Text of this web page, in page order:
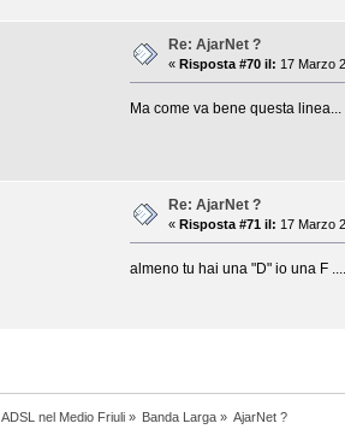
Re: AjarNet ?
« Risposta #70 il: 17 Marzo
Ma come va bene questa
Re: AjarNet ?
« Risposta #71 il: 17 Marzo
almeno tu hai una "D" io una F
ADSL nel Medio Friuli» Banda Larga» AjarNet ?